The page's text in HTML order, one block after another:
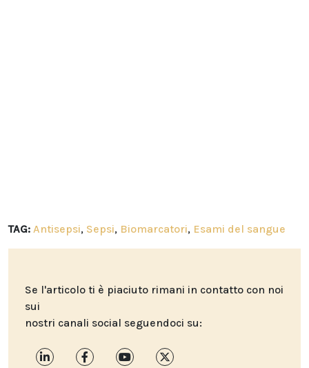
TAG: Antisepsi, Sepsi, Biomarcatori, Esami del sangue
Se l'articolo ti è piaciuto rimani in contatto con noi
sui
nostri canali social seguendoci su: